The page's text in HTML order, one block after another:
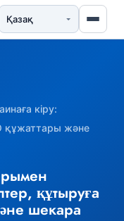
кіру:
құжаттары және
құтыруға
шекара